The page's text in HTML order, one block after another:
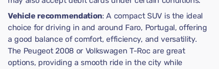
Vehicle recommendation: A compact SUV is the ideal
choice for driving in and around Faro, Portugal, offering
a good balance of comfort, efficiency, and versatility.
The Peugeot 2008 or Volkswagen T-Roc are great
options, providing a smooth ride in the city while